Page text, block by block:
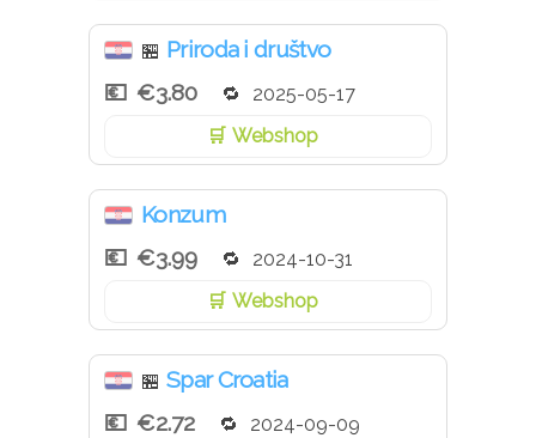
🏪 Priroda i društvo
€3.80
2025-05-17
Webshop
Konzum
€3.99
2024-10-31
Webshop
🏪 Spar Croatia
€2.72
2024-09-09